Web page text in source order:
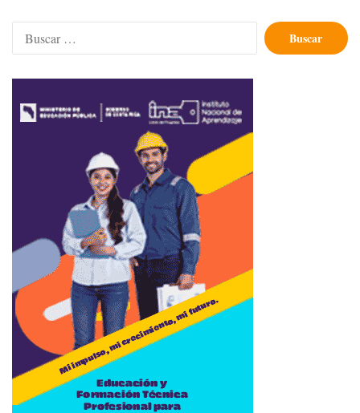
Buscar: